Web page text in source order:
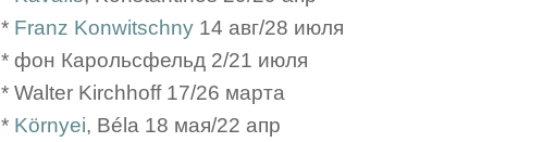
* Franz Konwitschny 14 авг/28 июля
* фон Карольсфельд 2/21 июля
* Walter Kirchhoff 17/26 марта
* Környei, Béla 18 мая/22 апр